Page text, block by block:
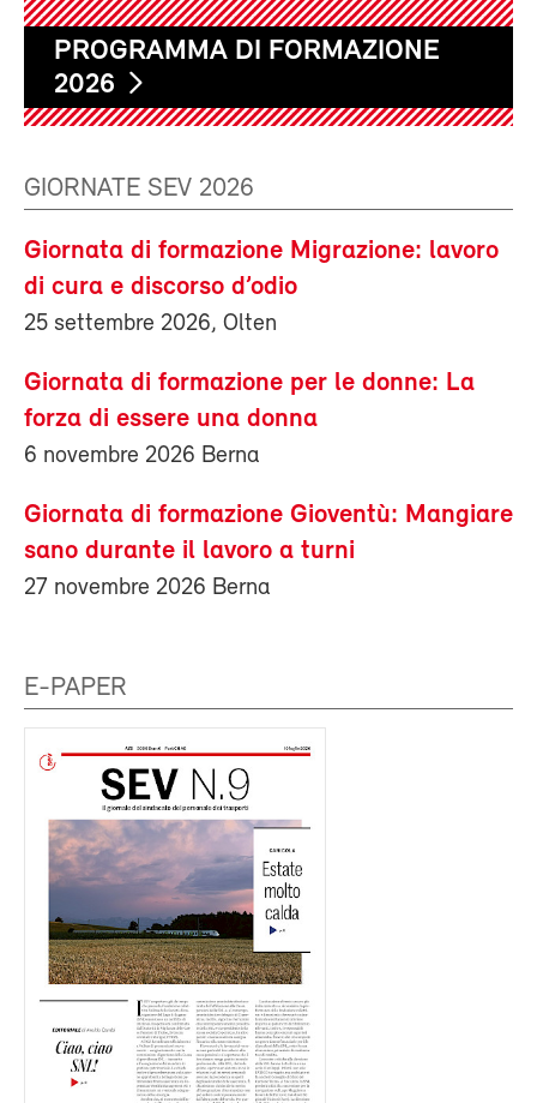
PROGRAMMA DI FORMAZIONE
2026
GIORNATE SEV 2026
Giornata di formazione Migrazione: lavoro
di cura e discorso d’odio
25 settembre 2026, Olten
Giornata di formazione per le donne: La
forza di essere una donna
6 novembre 2026 Berna
Giornata di formazione Gioventù: Mangiare
sano durante il lavoro a turni
27 novembre 2026 Berna
E-PAPER